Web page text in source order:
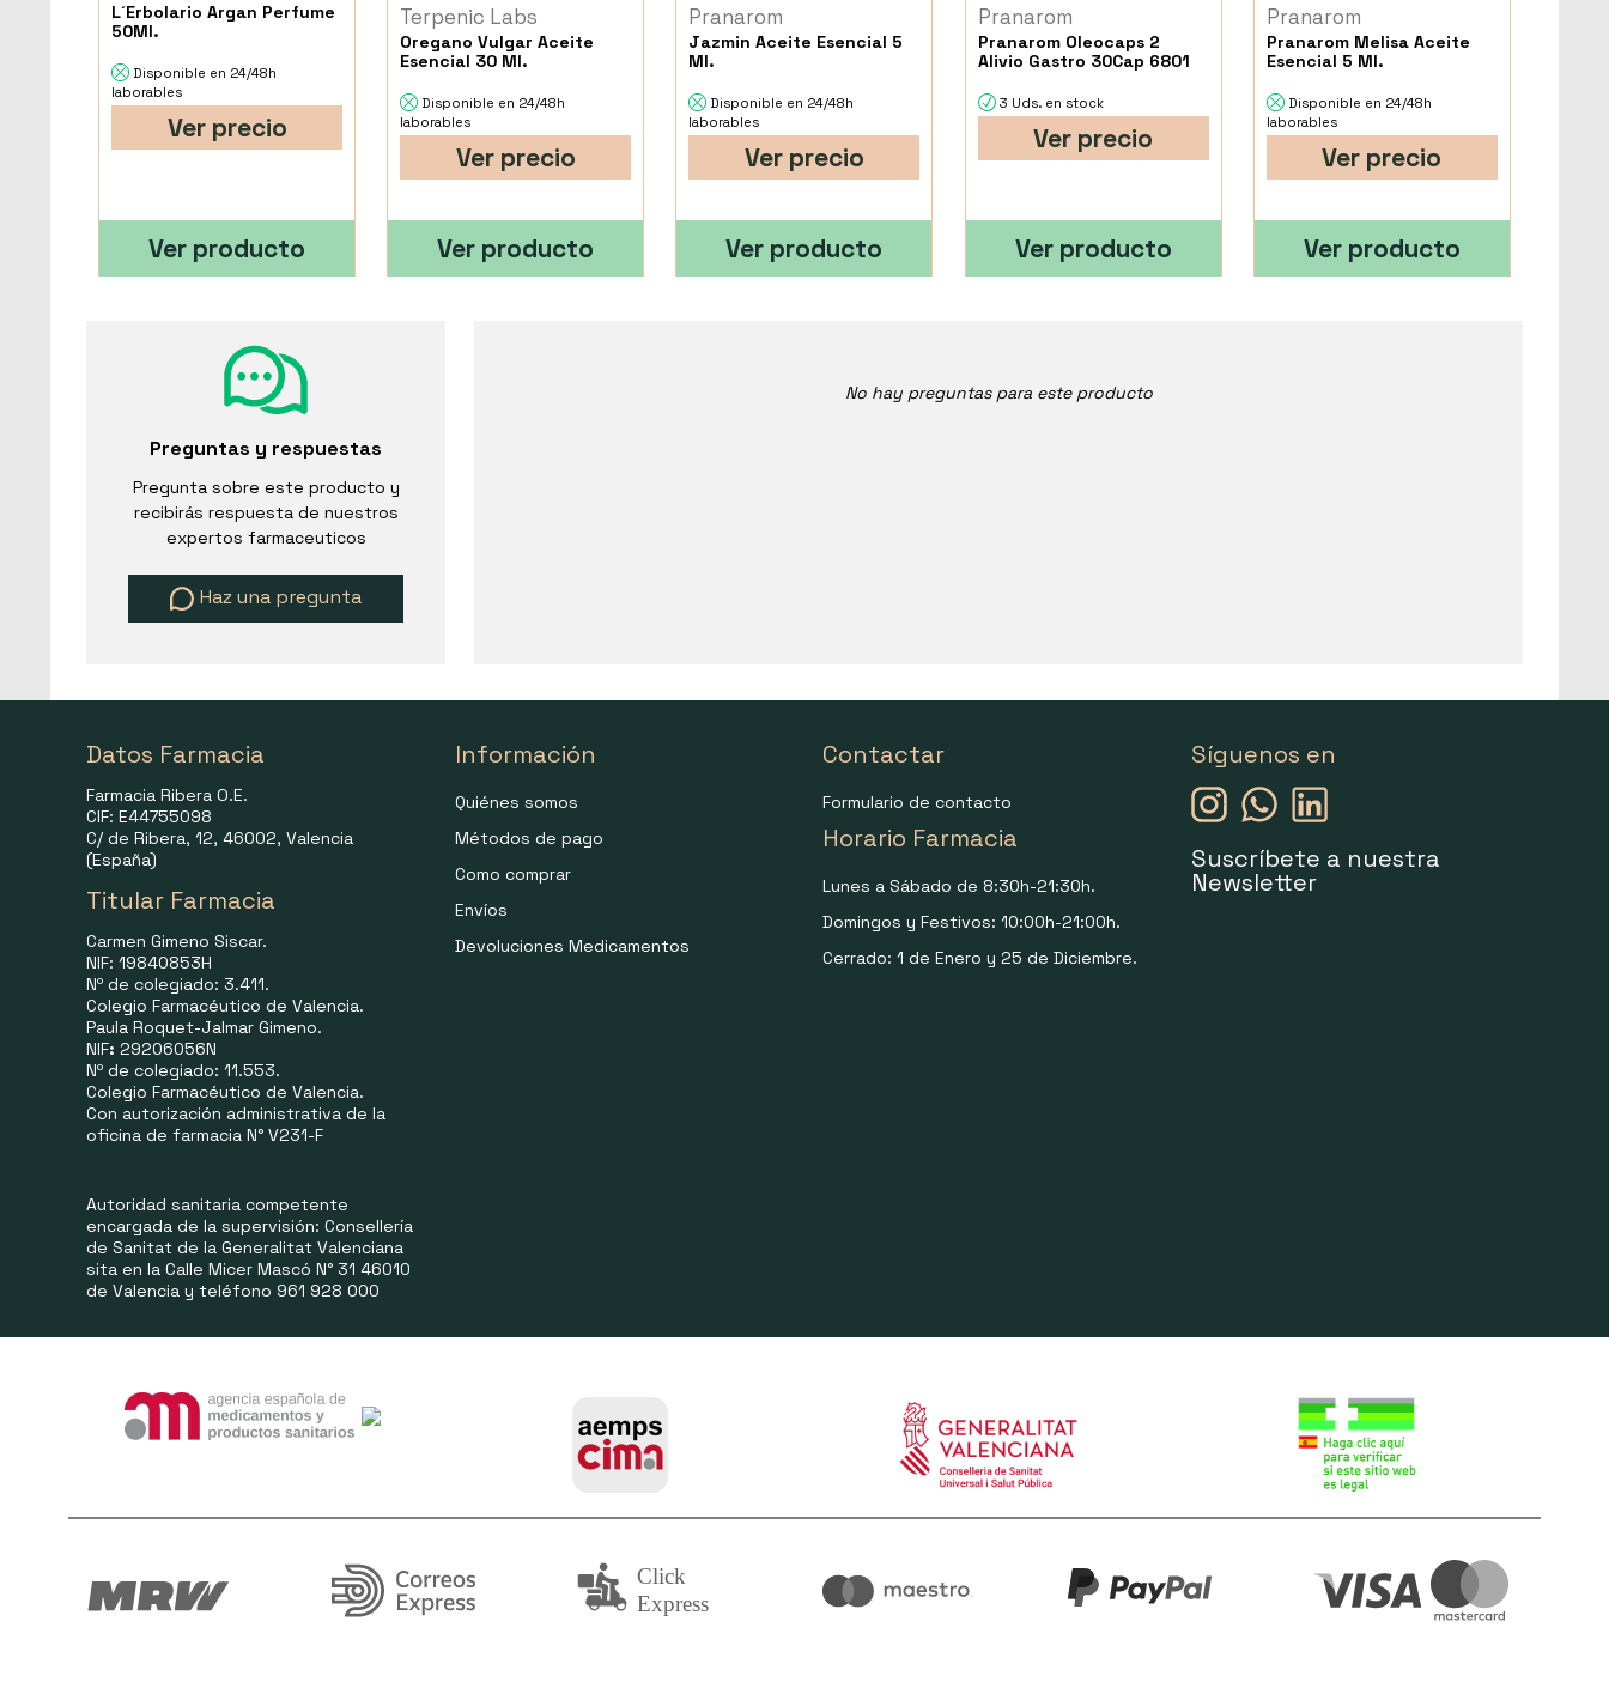
L´Erbolario Argan Perfume
50Ml.
Disponible en 24/48h
laborables
Ver precio
Ver producto
Terpenic Labs
Oregano Vulgar Aceite
Esencial 30 Ml.
Disponible en 24/48h
laborables
Ver precio
Ver producto
Pranarom
Jazmin Aceite Esencial 5
Ml.
Disponible en 24/48h
laborables
Ver precio
Ver producto
Pranarom
Pranarom Oleocaps 2
Alivio Gastro 30Cap 6801
3 Uds. en stock
Ver precio
Ver producto
Pranarom
Pranarom Melisa Aceite
Esencial 5 Ml.
Disponible en 24/48h
laborables
Ver precio
Ver producto
Preguntas y respuestas
Pregunta sobre este producto y
recibirás respuesta de nuestros
expertos farmaceuticos
Haz una pregunta
No hay preguntas para este producto
Datos Farmacia
Farmacia Ribera O.E.
CIF: E44755098
C/ de Ribera, 12, 46002, Valencia
(España)
Titular Farmacia
Carmen Gimeno Siscar.
NIF: 19840853H
Nº de colegiado: 3.411.
Colegio Farmacéutico de Valencia.
Paula Roquet-Jalmar Gimeno.
NIF: 29206056N
Nº de colegiado: 11.553.
Colegio Farmacéutico de Valencia.
Con autorización administrativa de la
oficina de farmacia N° V231-F
Autoridad sanitaria competente
encargada de la supervisión: Consellería
de Sanitat de la Generalitat Valenciana
sita en la Calle Micer Mascó N° 31 46010
de Valencia y teléfono 961 928 000
Información
Quiénes somos
Métodos de pago
Como comprar
Envíos
Devoluciones Medicamentos
Contactar
Formulario de contacto
Horario Farmacia
Lunes a Sábado de 8:30h-21:30h.
Domingos y Festivos: 10:00h-21:00h.
Cerrado: 1 de Enero y 25 de Diciembre.
Síguenos en
Suscríbete a nuestra
Newsletter